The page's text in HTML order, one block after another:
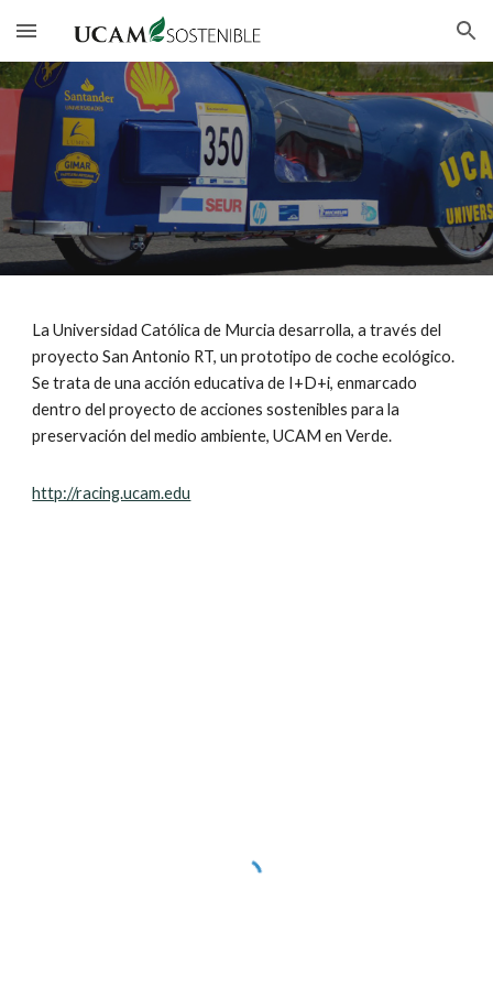
Skip to main content Skip to navigation
La Universidad Católica de Murcia desarrolla, a través del
proyecto San Antonio RT, un prototipo de coche ecológico.
Se trata de una acción educativa de I+D+i, enmarcado
dentro del proyecto de acciones sostenibles para la
preservación del medio ambiente, UCAM en Verde.
http://racing.ucam.edu